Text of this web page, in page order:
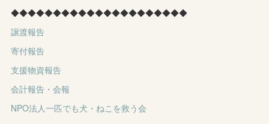
◆◆◆◆◆◆◆◆◆◆◆◆◆◆◆◆◆◆◆◆◆
譲渡報告
寄付報告
支援物資報告
会計報告・会報
NPO法人一匹でも犬・ねこを救う会